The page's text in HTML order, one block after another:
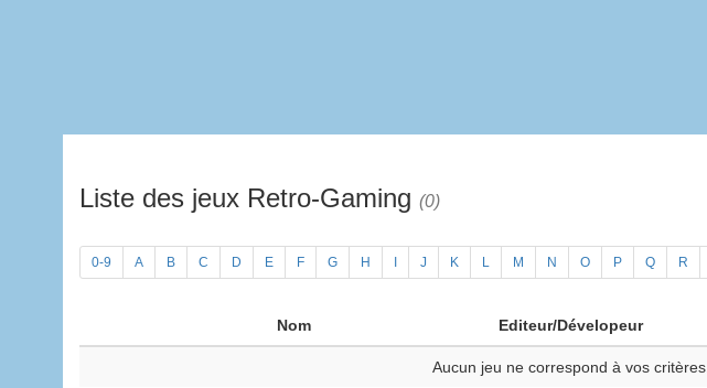
Liste des jeux Retro-Gaming (0)
0-9 A B C D E F G H J K L M N O P Q R
Nom Editeur/Dévelopeur
Aucun jeu ne correspond à vos critères.